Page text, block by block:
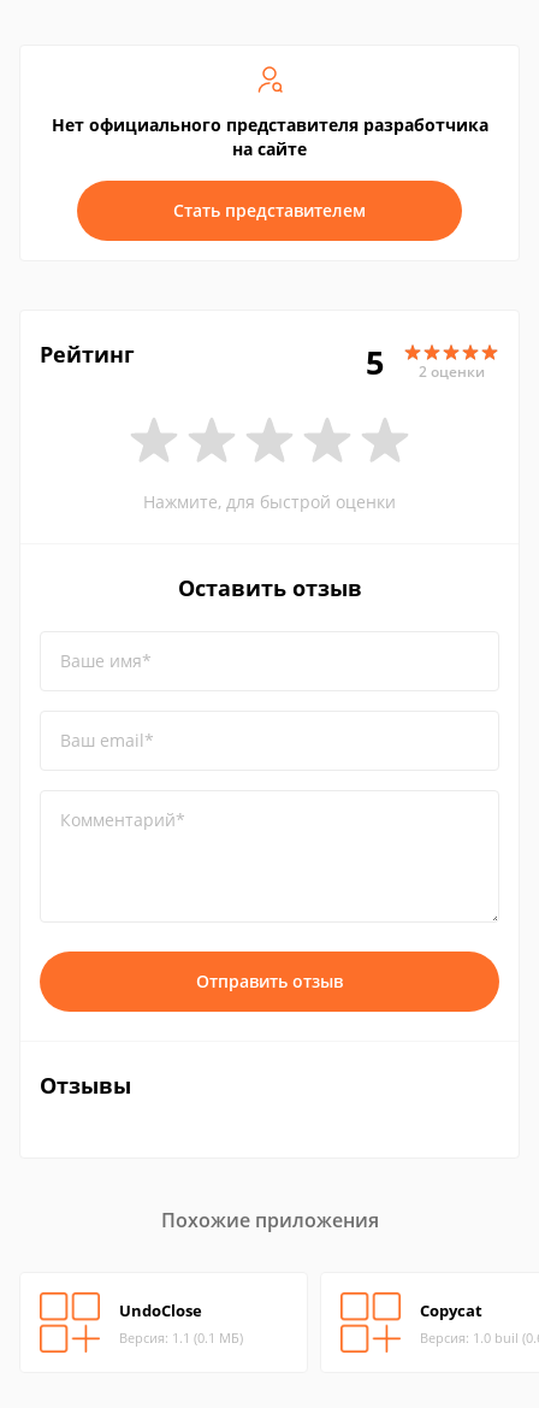
Нет официального представителя разработчика
на сайте
Стать представителем
Рейтинг 5 2 оценки
Нажмите, для быстрой оценки
Оставить отзыв
Ваше имя*
Ваш email*
Комментарий*
Отправить отзыв
Отзывы
Похожие приложения
UndoClose
Версия: 1.1 (0.1 МБ)
Copycat
Версия: 1.0 buil